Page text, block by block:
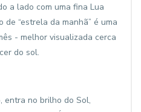
a lado com uma fina Lua
de “estrela da manhã” é uma
- melhor visualizada cerca
do sol.
entra no brilho do Sol,